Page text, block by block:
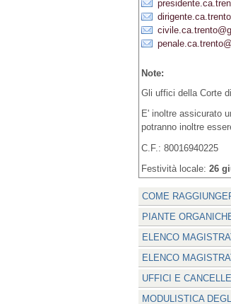
Note:
Gli uffici della Corte
E' inoltre assicurato
potranno inoltre
C.F.: 80016940225
Festività locale: 26
COME
PIANTE
ELENCO
ELENCO
UFFICI E
MODULISTICA